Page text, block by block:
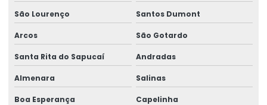
São Lourenço Santos Dumont
Arcos São Gotardo
Santa Rita do Sapucaí Andradas
Almenara Salinas
Boa Esperança Capelinha